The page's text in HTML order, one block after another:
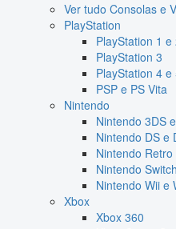
Ver tudo Consolas e
PlayStation
PlayStation 1 e
PlayStation 3
PlayStation 4 e
PSP e PS Vita
Nintendo
Nintendo 3DS
Nintendo DS e
Nintendo Retro
Nintendo Switch
Nintendo Wii e
Xbox
Xbox 360